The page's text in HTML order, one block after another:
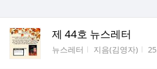
제 44호 뉴스레터
게시판명
뉴스레터 작성자
지음(김영자)